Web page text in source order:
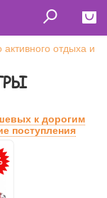
отдыха и
к дорогим
поступления